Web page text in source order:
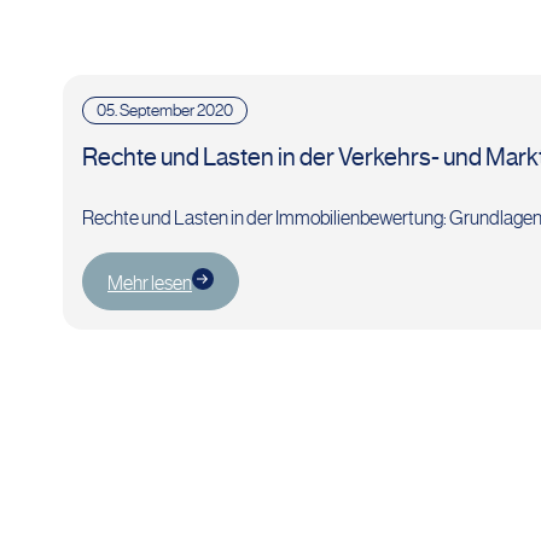
05. September 2020
Rechte und Lasten in der Verkehrs- und
Rechte und Lasten in der Immobilienbewertung:
Mehr lesen